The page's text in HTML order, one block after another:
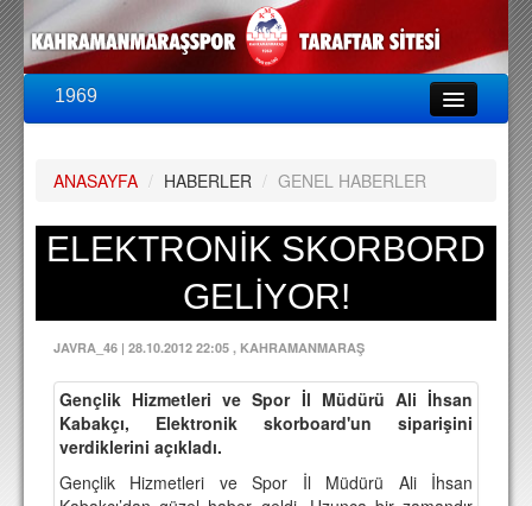
1969
PUAN DURUMU
FİKSTÜR
A TAKIM KADROSU
TEKNİK KADRO
TRANSFERLER
TARAFTAR
BİLETLER
ANASAYFA / HABERLER / GENEL HABERLER
ELEKTRONİK SKORBORD
GELİYOR!
JAVRA_46 | 28.10.2012 22:05 , KAHRAMANMARAŞ
Gençlik Hizmetleri ve Spor İl Müdürü Ali İhsan
Kabakçı, Elektronik skorboard'un siparişini
verdiklerini açıkladı.
Gençlik Hizmetleri ve Spor İl Müdürü Ali İhsan